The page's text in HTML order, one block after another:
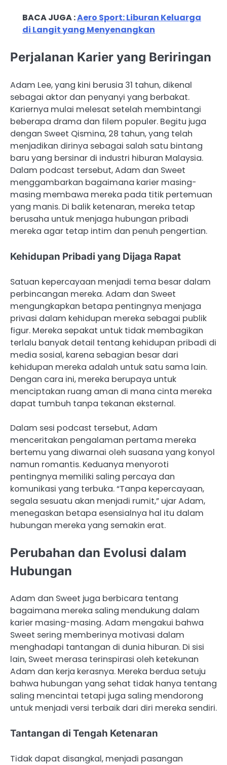
BACA JUGA :Aero Sport: Liburan Keluarga
di Langit yang Menyenangkan
Perjalanan Karier yang Beriringan
Adam Lee, yang kini berusia 31 tahun, dikenal
sebagai aktor dan penyanyi yang berbakat.
Kariernya mulai melesat setelah membintangi
beberapa drama dan filem populer. Begitu juga
dengan Sweet Qismina, 28 tahun, yang telah
menjadikan dirinya sebagai salah satu bintang
baru yang bersinar di industri hiburan Malaysia.
Dalam podcast tersebut, Adam dan Sweet
menggambarkan bagaimana karier masing-
masing membawa mereka pada titik pertemuan
yang manis. Di balik ketenaran, mereka tetap
berusaha untuk menjaga hubungan pribadi
mereka agar tetap intim dan penuh pengertian.
Kehidupan Pribadi yang Dijaga Rapat
Satuan kepercayaan menjadi tema besar dalam
perbincangan mereka. Adam dan Sweet
mengungkapkan betapa pentingnya menjaga
privasi dalam kehidupan mereka sebagai publik
figur. Mereka sepakat untuk tidak membagikan
terlalu banyak detail tentang kehidupan pribadi di
media sosial, karena sebagian besar dari
kehidupan mereka adalah untuk satu sama lain.
Dengan cara ini, mereka berupaya untuk
menciptakan ruang aman di mana cinta mereka
dapat tumbuh tanpa tekanan eksternal.
Dalam sesi podcast tersebut, Adam
menceritakan pengalaman pertama mereka
bertemu yang diwarnai oleh suasana yang konyol
namun romantis. Keduanya menyoroti
pentingnya memiliki saling percaya dan
komunikasi yang terbuka. “Tanpa kepercayaan,
segala sesuatu akan menjadi rumit,” ujar Adam,
menegaskan betapa esensialnya hal itu dalam
hubungan mereka yang semakin erat.
Perubahan dan Evolusi dalam
Hubungan
Adam dan Sweet juga berbicara tentang
bagaimana mereka saling mendukung dalam
karier masing-masing. Adam mengakui bahwa
Sweet sering memberinya motivasi dalam
menghadapi tantangan di dunia hiburan. Di sisi
lain, Sweet merasa terinspirasi oleh ketekunan
Adam dan kerja kerasnya. Mereka berdua setuju
bahwa hubungan yang sehat tidak hanya tentang
saling mencintai tetapi juga saling mendorong
untuk menjadi versi terbaik dari diri mereka sendiri.
Tantangan di Tengah Ketenaran
Tidak dapat disangkal, menjadi pasangan